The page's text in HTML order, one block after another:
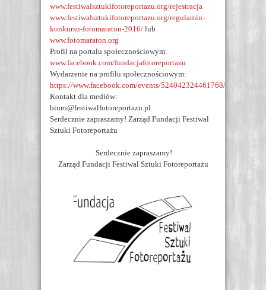
www.festiwalsztukifotoreportazu.org/rejestracja
www.festiwalsztukifotoreportazu.org/regulamin-
konkursu-fotomaraton-2016/ lub
www.fotomaraton.org
Profil na portalu społecznościowym:
www.facebook.com/fundacjafotoreportazu
Wydarzenie na profilu społecznościowym:
https://www.facebook.com/events/524042324461768/
Kontakt dla mediów:
biuro@festiwalfotoreportazu.pl
Serdecznie zapraszamy! Zarząd Fundacji Festiwal
Sztuki Fotoreportażu
Serdecznie zapraszamy!
Zarząd Fundacji Festiwal Sztuki Fotoreportażu